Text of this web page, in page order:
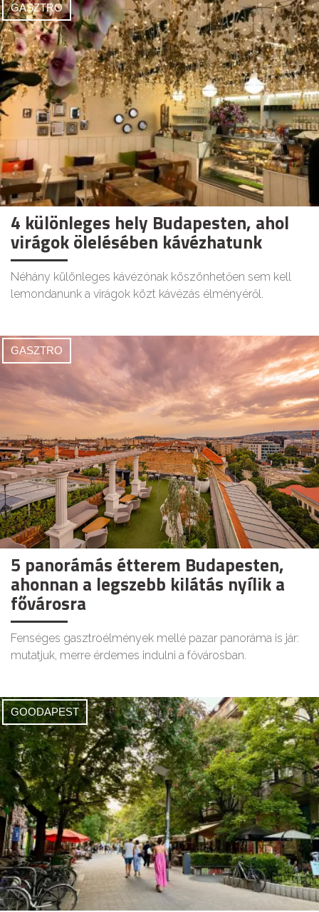
GASZTRO
4 különleges hely Budapesten, ahol
virágok ölelésében kávézhatunk
Néhány különleges kávézónak köszönhetően sem kell
lemondanunk a virágok közt kávézás élményéről.
GASZTRO
5 panorámás étterem Budapesten,
ahonnan a legszebb kilátás nyílik a
fővárosra
Fenséges gasztroélmények mellé pazar panoráma is jár:
mutatjuk, merre érdemes indulni a fővárosban.
GOODAPEST